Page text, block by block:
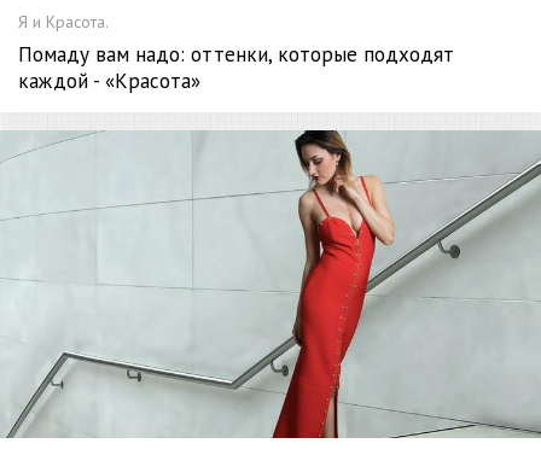
Я и Красота.
Помаду вам надо: оттенки, которые подходят
каждой - «Красота»